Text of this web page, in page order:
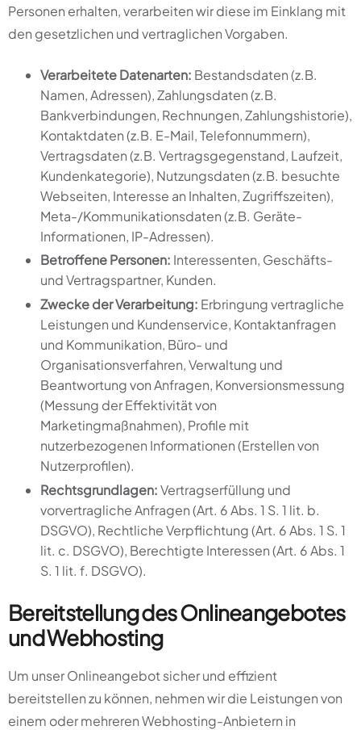
Personen erhalten, verarbeiten wir diese im Einklang mit
den gesetzlichen und vertraglichen Vorgaben.
Verarbeitete Datenarten: Bestandsdaten (z.B.
Namen, Adressen), Zahlungsdaten (z.B.
Bankverbindungen, Rechnungen, Zahlungshistorie),
Kontaktdaten (z.B. E-Mail, Telefonnummern),
Vertragsdaten (z.B. Vertragsgegenstand, Laufzeit,
Kundenkategorie), Nutzungsdaten (z.B. besuchte
Webseiten, Interesse an Inhalten, Zugriffszeiten),
Meta-/Kommunikationsdaten (z.B. Geräte-
Informationen, IP-Adressen).
Betroffene Personen: Interessenten, Geschäfts-
und Vertragspartner, Kunden.
Zwecke der Verarbeitung: Erbringung vertragliche
Leistungen und Kundenservice, Kontaktanfragen
und Kommunikation, Büro- und
Organisationsverfahren, Verwaltung und
Beantwortung von Anfragen, Konversionsmessung
(Messung der Effektivität von
Marketingmaßnahmen), Profile mit
nutzerbezogenen Informationen (Erstellen von
Nutzerprofilen).
Rechtsgrundlagen:Vertragserfüllung und
vorvertragliche Anfragen (Art. 6 Abs. 1 S. 1 lit. b.
DSGVO), Rechtliche Verpflichtung (Art. 6 Abs. 1 S. 1
lit. c. DSGVO), Berechtigte Interessen (Art. 6 Abs. 1
S. 1 lit. f. DSGVO).
Bereitstellung des Onlineangebotes
und Webhosting
Um unser Onlineangebot sicher und effizient
bereitstellen zu können, nehmen wir die Leistungen von
einem oder mehreren Webhosting-Anbietern in